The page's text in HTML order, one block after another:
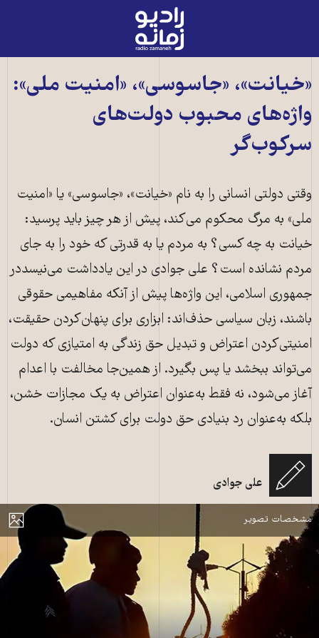
رادیو
زمانه
صفحه
اصلی
«خیانت»، «جاسوسی»، «امنیت ملی»:
واژه‌های محبوب دولت‌های
سرکوب‌گر
وقتی دولتی انسانی را به نام «خیانت»، «جاسوسی» یا «امنیت
ملی» به مرگ محکوم می‌کند، پیش از هر چیز باید پرسید:
خیانت به چه کسی؟ به مردم یا به قدرتی که خود را به جای
مردم نشانده است؟ علی جوادی در این یادداشت می‌نیسددر
جمهوری اسلامی، این واژه‌ها پیش از آنکه مفاهیمی حقوقی
باشند، زبان سیاسی حذف‌اند: ابزاری برای پنهان‌کردن حقیقت،
امنیتی‌کردن اعتراض و تبدیل حق زندگی به امتیازی که دولت
می‌تواند ببخشد یا پس بگیرد. از همین‌جا مخالفت با اعدام
آغاز می‌شود، نه فقط به‌عنوان اعتراض به یک مجازات خشن،
بلکه به‌عنوان رد بنیادی حق دولت برای کشتن انسان.
علی جوادی
نمایش
مشخصات تصویر
مجازات اعدام در ایران